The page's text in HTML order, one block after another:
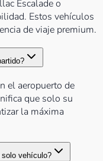
Escalade o
Estos vehículos
de viaje premium.
el aeropuerto de
que solo su
la máxima
solo vehículo?